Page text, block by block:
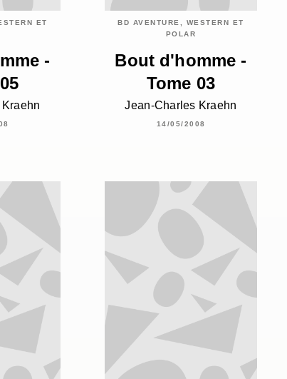
ET
-
BD AVENTURE, WESTERN ET
POLAR
Bout d'homme -
Tome 03
Jean-Charles Kraehn
14/05/2008